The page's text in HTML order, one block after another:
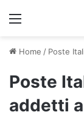
Menu
Home / Poste
Poste
addetti